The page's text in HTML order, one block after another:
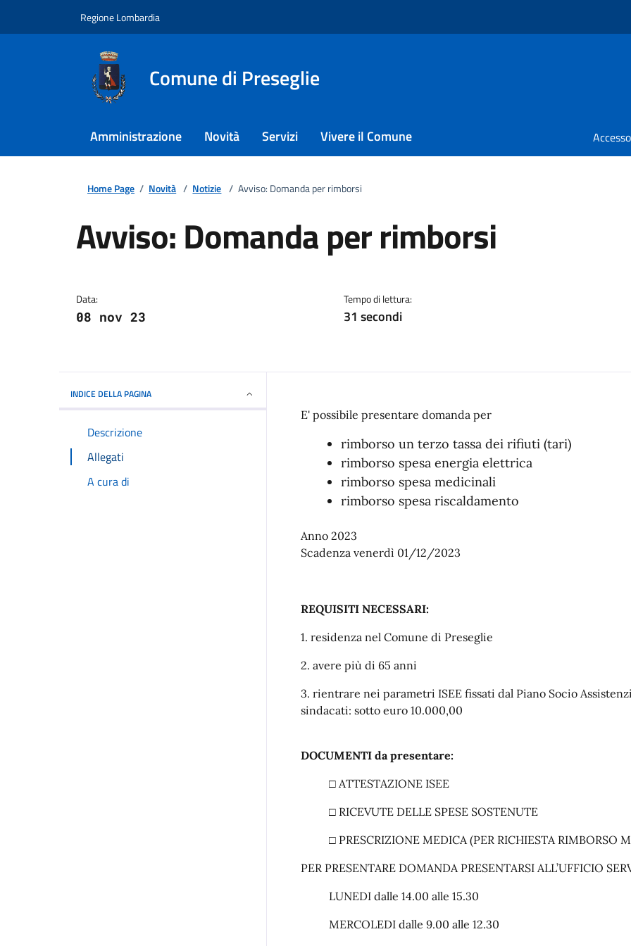
Regione Lombardia
Comune di Preseglie
Amministrazione Novità Servizi Vivere il Comune
Home Page / Novità / Notizie / Avviso: Domanda per rimborsi
Avviso: Domanda per rimborsi
Data:
08 nov 23
Tempo di lettura:
31 secondi
INDICE DELLA PAGINA
Descrizione
Allegati
A cura di
E' possibile presentare domanda per
rimborso un terzo tassa dei rifiuti (tari)
rimborso spesa energia elettrica
rimborso spesa medicinali
rimborso spesa riscaldamento
Anno 2023
Scadenza venerdì 01/12/2023
REQUISITI NECESSARI:
1. residenza nel Comune di Preseglie
2. avere più di 65 anni
3. rientrare nei parametri ISEE fissati dal Piano Socio
sindacati: sotto euro 10.000,00
DOCUMENTI da presentare:
□ ATTESTAZIONE ISEE
□ RICEVUTE DELLE SPESE SOSTENUTE
□ PRESCRIZIONE MEDICA (PER RICHIESTA RIMBORSO
PER PRESENTARE DOMANDA PRESENTARSI ALL’UFFICIO
LUNEDI dalle 14.00 alle 15.30
MERCOLEDI dalle 9.00 alle 12.30